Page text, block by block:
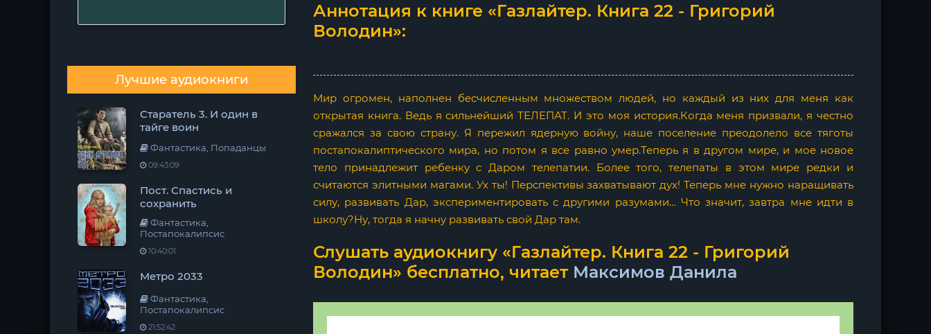
Лучшие аудиокниги
Старатель 3. И один в
тайге воин
Фантастика, Попаданцы
09:43:09
Пост. Спастись и
сохранить
Фантастика,
Постапокалипсис
10:40:01
Метро 2033
Фантастика,
Постапокалипсис
21:52:42
Аннотация к книге «Газлайтер. Книга 22 - Григорий
Володин»:
Мир огромен, наполнен бесчисленным множеством людей, но каждый из них для меня как
открытая книга. Ведь я сильнейший ТЕЛЕПАТ. И это моя история.Когда меня призвали, я честно
сражался за свою страну. Я пережил ядерную войну, наше поселение преодолело все тяготы
постапокалиптического мира, но потом я все равно умер.Теперь я в другом мире, и мое новое
тело принадлежит ребенку с Даром телепатии. Более того, телепаты в этом мире редки и
считаются элитными магами. Ух ты! Перспективы захватывают дух! Теперь мне нужно наращивать
силу, развивать Дар, экспериментировать с другими разумами… Что значит, завтра мне идти в
школу?Ну, тогда я начну развивать свой Дар там.
Слушать аудиокнигу «Газлайтер. Книга 22 - Григорий
Володин» бесплатно, читает Максимов Данила